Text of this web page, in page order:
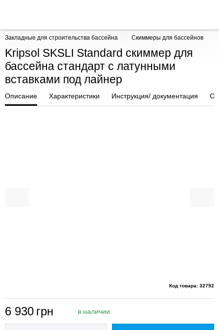
Закладные для строительства бассейна Скиммеры для бассейнов
Kripsol SKSLI Standard скиммер для
бассейна стандарт с латунными
вставками под лайнер
Описание Характеристики Инструкция/ документация
Код товара: 32792
6 930 грн в наличии